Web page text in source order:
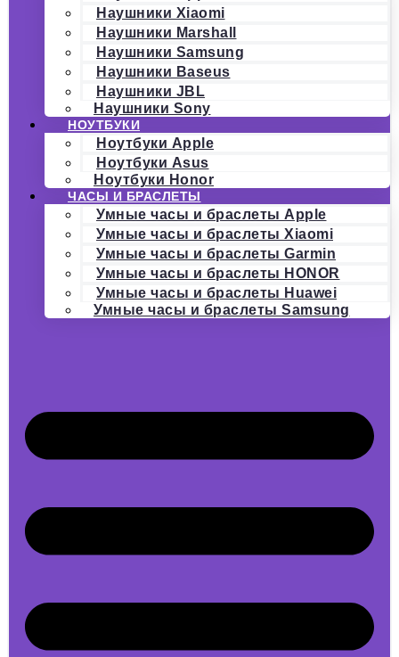
Наушники Xiaomi
Наушники Marshall
Наушники Samsung
Наушники Baseus
Наушники JBL
Наушники Sony
НОУТБУКИ
Ноутбуки Apple
Ноутбуки Asus
Ноутбуки Honor
ЧАСЫ И БРАСЛЕТЫ
Умные часы и браслеты Apple
Умные часы и браслеты Xiaomi
Умные часы и браслеты Garmin
Умные часы и браслеты HONOR
Умные часы и браслеты Huawei
Умные часы и браслеты Samsung